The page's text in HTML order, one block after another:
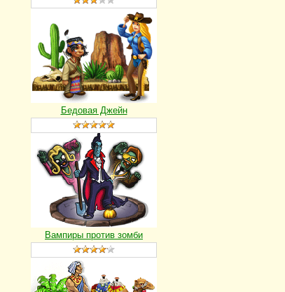
Бедовая Джейн
Вампиры против зомби